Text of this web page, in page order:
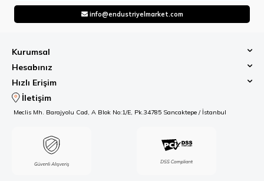
info@endustriyelmarket.com
Kurumsal
Hesabınız
Hızlı Erişim
İletişim
Meclis Mh. Barajyolu Cad, A Blok No:1/E, Pk.34785 Sancaktepe / İstanbul